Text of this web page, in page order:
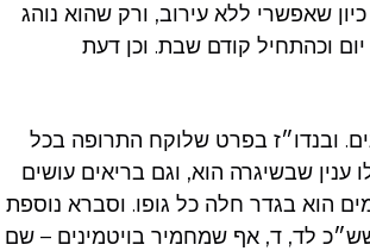
שאפשרי ללא עירוב, ורק שהוא נוהג
וכהתחיל קודם שבת. וכן דעת
ובנדו״ז בפרט שלוקח התרופה בכל
שבשיגרה הוא, וגם בריאים עושים
הוא בגדר חלה כל גופו. וסברא נוספת
שש״כ לד, ד, אף שמחמיר בויטמינים – שם